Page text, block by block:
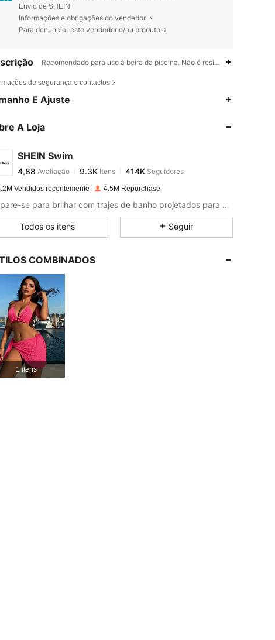
Envio de SHEIN
Informações e obrigações do vendedor
Para denunciar este vendedor e/ou produto
Recomendado para uso à beira da piscina. Não é resistente à
de segurança e contactos
E Ajuste
A Loja
SHEIN Swim
4,88
4,88 Avaliação
I***epago 1 dia atrás
4,88
4,88
4,88
4,88
Vendidos recentemente 4.5M Repurchase
Prepare-se para brilhar com trajes de banho projetados para combinar com cada vibração!
Todos os itens Seguir
COMBINADOS
1 itens